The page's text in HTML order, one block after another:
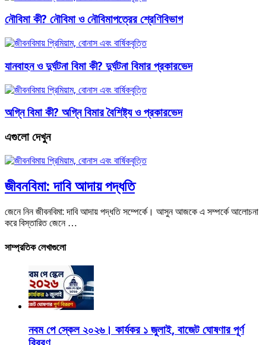
নৌবিমা কী? নৌবিমা ও নৌবিমাপত্রের শ্রেণিবিভাগ
যানবাহন ও দুর্ঘটনা বিমা কী? দুর্ঘটনা বিমার প্রকারভেদ
অগ্নি বিমা কী? অগ্নি বিমার বৈশিষ্ট্য ও প্রকারভেদ
এগুলো দেখুন
জীবনবিমা: দাবি আদায় পদ্ধতি
জেনে নিন জীবনবিমা: দাবি আদায় পদ্ধতি সম্পের্কে। আসুন আজকে এ সম্পর্কে আলোচনা
করে বিস্তারিত জেনে …
সাম্প্রতিক লেখাগুলো
নবম পে স্কেল ২০২৬। কার্যকর ১ জুলাই, বাজেট ঘোষণার পূর্ণ